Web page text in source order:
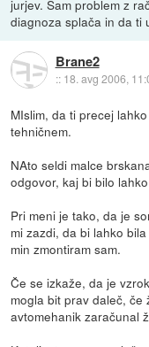
jurjev. Sam problem z
diagnoza splača in da ti
Brane2
:: 18. avg 2006,
MIslim, da ti precej
tehničnem.
NAto seldi malce
odgovor, kaj bi bilo
Pri meni je tako, da je
mi zazdi, da bi lahko
min zmontiram sam.
Če se izkaže, da je
mogla bit prav daleč, če
avtomehanik zaračunal